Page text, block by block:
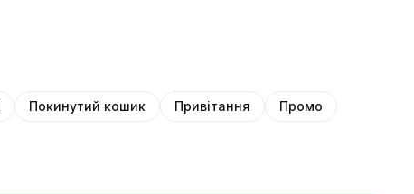
Покинутий кошик Привітання Промо